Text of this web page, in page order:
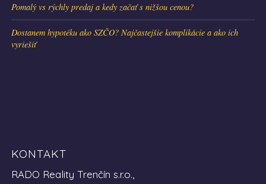
Pomalý vs rýchly predaj a kedy začať s nižšou cenou?
Dostanem hypotéku ako SZČO? Najčastejšie komplikácie a ako ich
vyriešiť
KONTAKT
RADO Reality Trenčín s.r.o.,